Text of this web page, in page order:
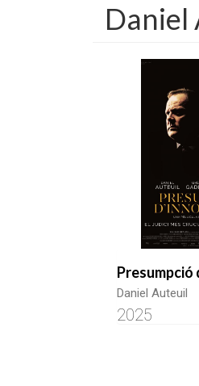
Daniel
Presumpció
Daniel Auteuil
2025